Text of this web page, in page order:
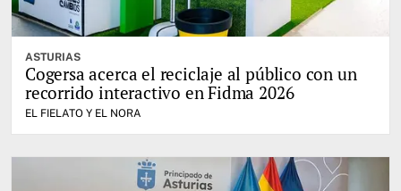
ASTURIAS
Cogersa acerca el reciclaje al público con un
recorrido interactivo en Fidma 2026
EL FIELATO Y EL NORA